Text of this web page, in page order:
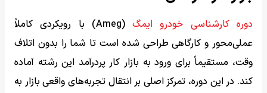
دوره کارشناسی خودرو ایمگ
(Ameg) با رویکردی کاملاً
عملی‌محور و کارگاهی طراحی شده است تا شما را بدون اتلاف
وقت، مستقیماً برای ورود به بازار کار پردرآمد این رشته آماده
کند. در این دوره، تمرکز اصلی بر انتقال تجربه‌های واقعی بازار به